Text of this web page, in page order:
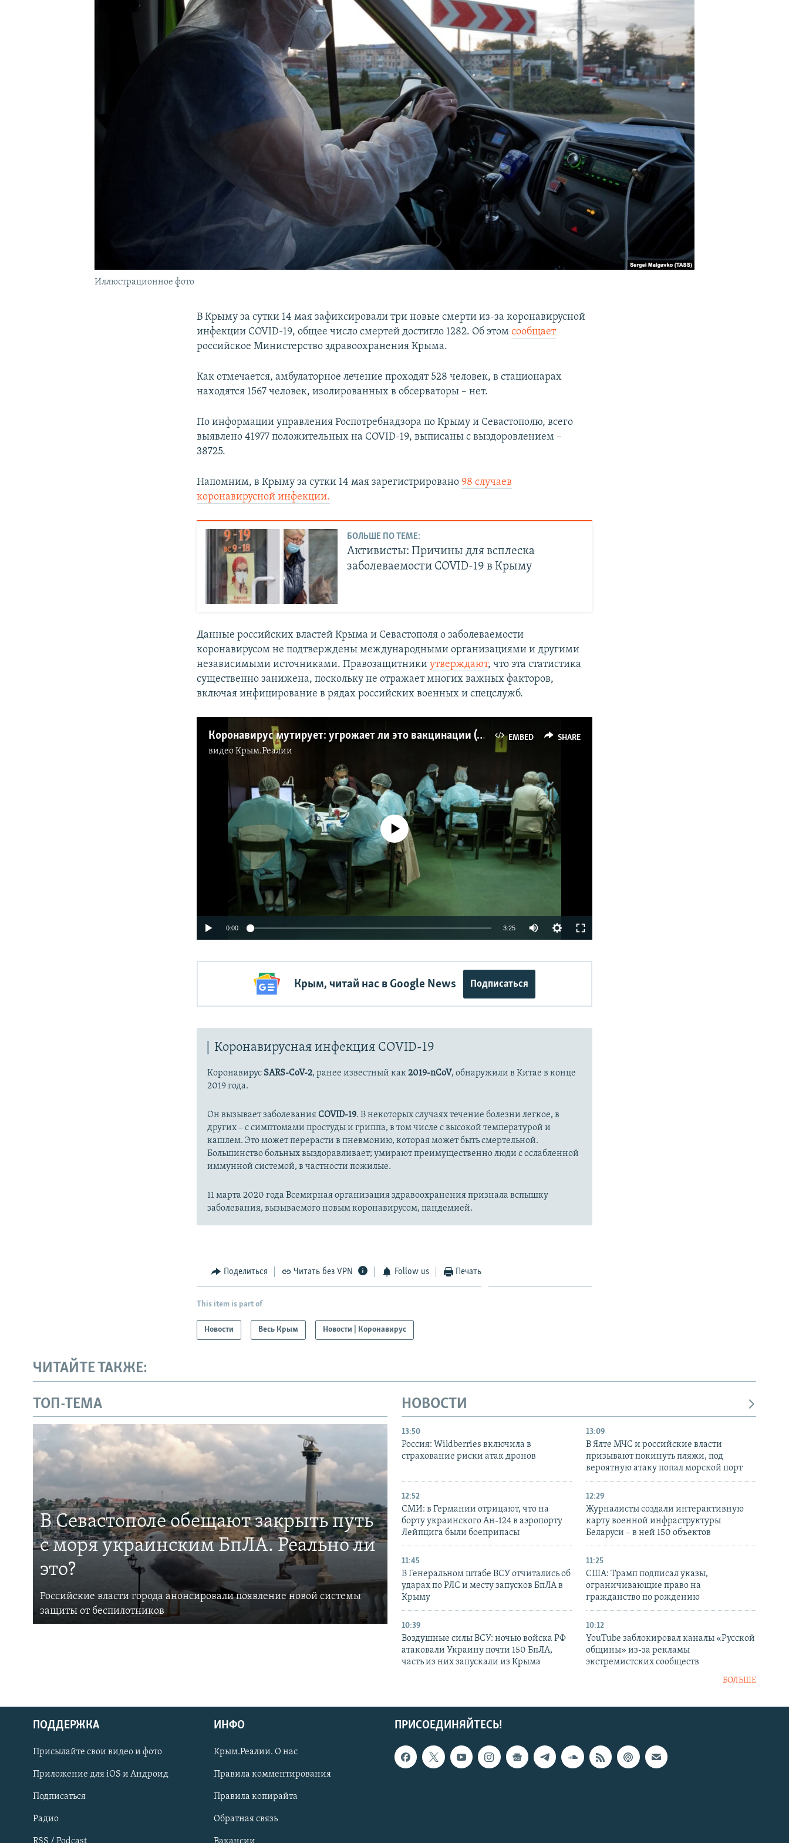
Українською
Qırımtatar
ПРИСОЕДИНЯЙТЕСЬ!
Иллюстрационное фото
В Крыму за сутки 14 мая зафиксировали три новые смерти из-за коронавирусной
инфекции COVID-19, общее число смертей достигло 1282. Об этомсообщает
российское Министерство здравоохранения Крыма.
Как отмечается, амбулаторное лечение проходят 528 человек, в стационарах
находятся 1567 человек, изолированных в обсерваторы – нет.
По информации управления Роспотребнадзора по Крыму и Севастополю, всего
выявлено 41977 положительных на COVID-19, выписаны с выздоровлением –
38725.
Напомним, в Крыму за сутки 14 мая зарегистрировано 98 случаев
коронавирусной инфекции.
БОЛЬШЕ ПО ТЕМЕ:
Активисты: Причины для всплеска
заболеваемости COVID-19 в Крыму
Данные российских властей Крыма и Севастополя о заболеваемости
коронавирусом не подтверждены международными организациями и другими
независимыми источниками. Правозащитникиутверждают, что эта статистика
существенно занижена, поскольку не отражает многих важных факторов,
включая инфицирование в рядах российских военных и спецслужб.
EMBED SHARE
Коронавирус мутирует: угрожает ли это вакцинации (видео)
видеоКрым.Реалии
EMBED SHARE
Auto 240p 360p 480p
720p
No media source currently available
0:00 3:25
720p
1080p
Крым, читай нас в Google News Подписаться
Коронавирусная инфекция COVID-19
Коронавирус SARS-CoV-2, ранее известный как2019-nCoV, обнаружили в Китае в конце
2019 года.
Он вызывает заболеванияCOVID-19. В некоторых случаях течение болезни легкое, в
других – с симптомами простуды и гриппа, в том числе с высокой температурой и
кашлем. Это может перерасти в пневмонию, которая может быть смертельной.
Большинство больных выздоравливает; умирают преимущественно люди с ослабленной
иммунной системой, в частности пожилые.
11 марта 2020 года Всемирная организация здравоохранения признала вспышку
заболевания, вызываемого новым коронавирусом, пандемией.
Поделиться Читать без VPN Follow us Печать
This item is part of
Новости Весь Крым Новости | Коронавирус
ЧИТАЙТЕ ТАКЖЕ:
ТОП-ТЕМА
В Севастополе обещают закрыть путь
с моря украинским БпЛА. Реально ли
это?
Российские власти города анонсировали появление новой системы
защиты от беспилотников
НОВОСТИ
13:50
Россия: Wildberries включила в
страхование риски атак дронов
13:09
В Ялте МЧС и российские власти
призывают покинуть пляжи, под
вероятную атаку попал морской порт
12:52
СМИ: в Германии отрицают, что на
борту украинского Ан-124 в аэропорту
Лейпцига были боеприпасы
12:29
Журналисты создали интерактивную
карту военной инфраструктуры
Беларуси – в ней 150 объектов
11:45
В Генеральном штабе ВСУ отчитались об
ударах по РЛС и месту запусков БпЛА в
Крыму
11:25
США: Трамп подписал указы,
ограничивающие право на
гражданство по рождению
10:39
Воздушные силы ВСУ: ночью войска РФ
атаковали Украину почти 150 БпЛА,
часть из них запускали из Крыма
10:12
YouTube заблокировал каналы «Русской
общины» из-за рекламы
экстремистских сообществ
БОЛЬШЕ
ПРИСОЕДИНЯЙТЕСЬ!
ПОДДЕРЖКА
Присылайте свои видео и фото
Приложение для iOS и Андроид
Подписаться
Радио
ИНФО
Крым.Реалии. О нас
Правила комментирования
Правила копирайта
Обратная связь